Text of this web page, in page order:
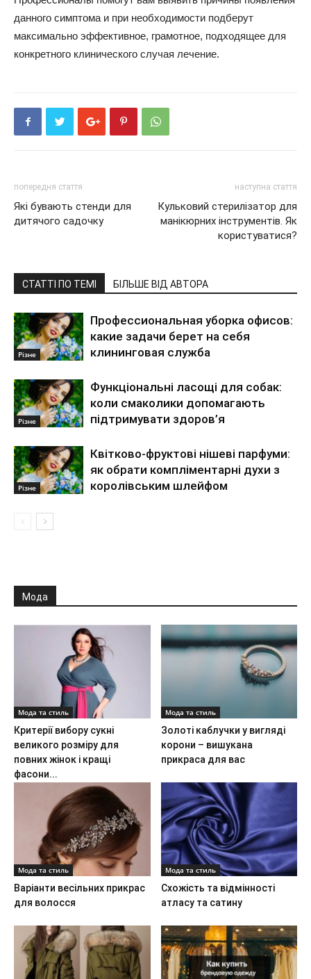
данного симптома и при необходимости подберут
максимально эффективное, грамотное, подходящее для
конкретного клинического случая лечение.
попередня стаття
Які бувають стенди для
дитячого садочку
наступна стаття
Кульковий стерилізатор для
манікюрних інструментів. Як
користуватися?
СТАТТІ ПО ТЕМІ БІЛЬШЕ ВІД АВТОРА
Різне
Профессиональная уборка офисов:
какие задачи берет на себя
клининговая служба
Різне
Функціональні ласощі для собак:
коли смаколики допомагають
підтримувати здоров’я
Різне
Квітково-фруктові нішеві парфуми:
як обрати компліментарні духи з
королівським шлейфом
Мода
Мода та стиль
Критерії вибору сукні
великого розміру для
повних жінок і кращі
фасони...
Мода та стиль
Золоті каблучки у вигляді
корони – вишукана
прикраса для вас
Мода та стиль
Варіанти весільних прикрас
для волосся
Мода та стиль
Схожість та відмінності
атласу та сатину